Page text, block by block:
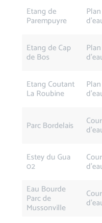
Etang de
Parempuyre
Plan
Etang de Cap
de Bos
Plan
Etang Coutant
La Roubine
Plan
Parc Bordelais
Estey du Gua
02
Eau Bourde
Parc de
Mussonville